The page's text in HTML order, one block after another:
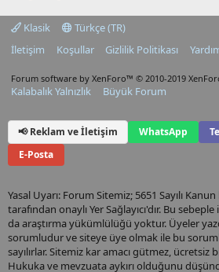
Klasik
Türkçe (TR)
İletişim
Koşullar Gizlilik Politikası
Forum software by XenForo™ © 2010-2019
Kalabalık Yalnızlık Büyük Forum
📢 Reklam ve İletişim WhatsApp
E-Posta
Yasal Uyarı: Forum Sitemiz; 5651 Sayılı
tarafından onaylı Yer Sağlayıcı'dır. Bu
da araştırma yükümlülüğü yoktur. Üyeler
sorumludur ve siteye üye olmak ile bu
sayılırlar. Sitemiz kar amacı gütmez, ücretsiz
Hukuka ve mevzuata aykırı olduğunu